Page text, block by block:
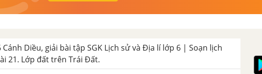
Diều, giải bài tập SGK Lịch sử và Địa lí lớp 6 | Soạn lịch
21. Lớp đất trên Trái Đất.